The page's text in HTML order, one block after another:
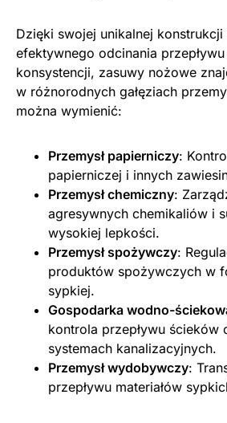
Dzięki swojej unikalnej
efektywnego odcinania
konsystencji, zasuwy nożowe
w różnorodnych gałęziach
można wymienić:
Przemysł papierniczy:
papierniczej i innych
Przemysł chemiczny:
agresywnych chemikaliów i
wysokiej lepkości.
Przemysł spożywczy:
produktów spożywczych w
sypkiej.
Gospodarka wodno-
kontrola przepływu ścieków
systemach kanalizacyjnych.
Przemysł wydobywczy:
przepływu materiałów